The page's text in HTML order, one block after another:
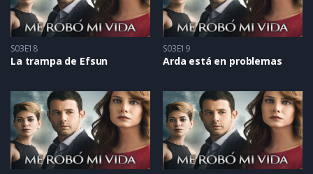
S03E18
La trampa de Efsun
S03E19
Arda está en problemas